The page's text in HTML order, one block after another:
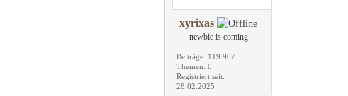
xyrixas
newbie is coming
Beiträge: 119.907
Themen: 0
Registriert seit:
28.02.2025